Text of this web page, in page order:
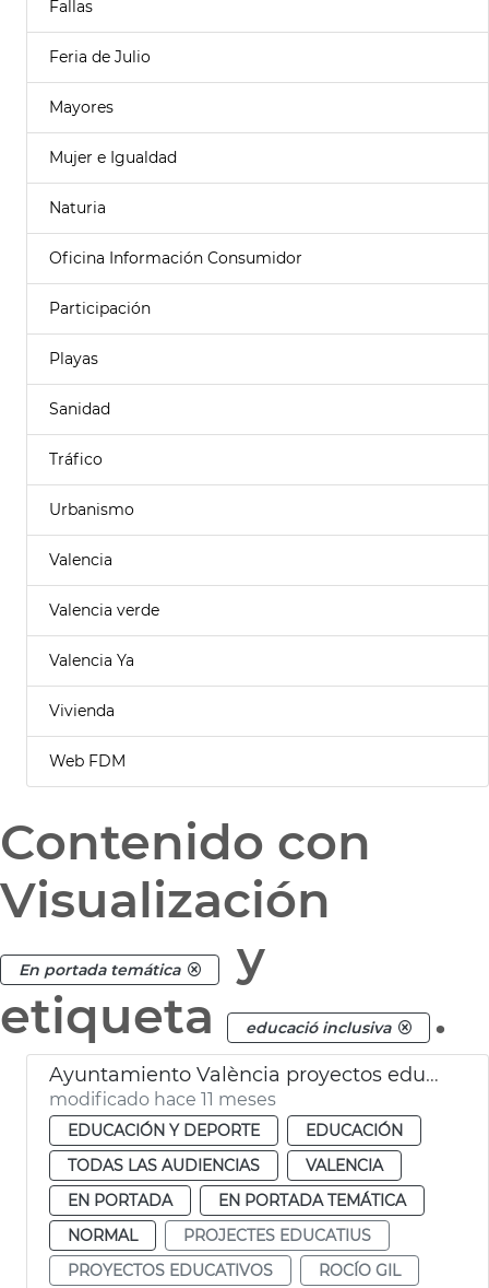
Fallas
Feria de Julio
Mayores
Mujer e Igualdad
Naturia
Oficina Información Consumidor
Participación
Playas
Sanidad
Tráfico
Urbanismo
Valencia
Valencia verde
Valencia Ya
Vivienda
Web FDM
Contenido con
Visualización
En portada temática
y
etiqueta
educació inclusiva .
Ayuntamiento València proyectos educación inclusiva
modificado hace 11 meses
EDUCACIÓN Y DEPORTE
EDUCACIÓN
TODAS LAS AUDIENCIAS
VALENCIA
EN PORTADA
EN PORTADA TEMÁTICA
NORMAL
PROJECTES EDUCATIUS
PROYECTOS EDUCATIVOS
ROCÍO GIL